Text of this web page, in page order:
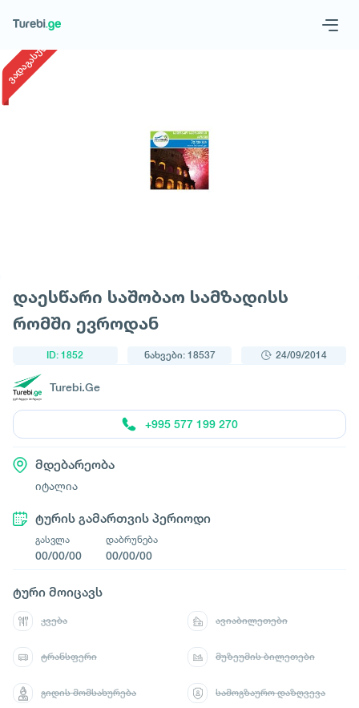
მოითხოვე ტური
ვადაგასული
დაესწარი საშობაო სამზადისს
რომში ევროდან
ID: 1852 ნახვები: 18537 24/09/2014
Turebi.Ge
+995 577 199 270
მდებარეობა
იტალია
ტურის გამართვის პერიოდი
გასვლა
00/00/00
დაბრუნება
00/00/00
ტური მოიცავს
კვება ავიაბილეთები
ტრანსფერი მუზეუმის ბილეთები
გიდის მომსახურება სამოგზაურო დაზღვევა